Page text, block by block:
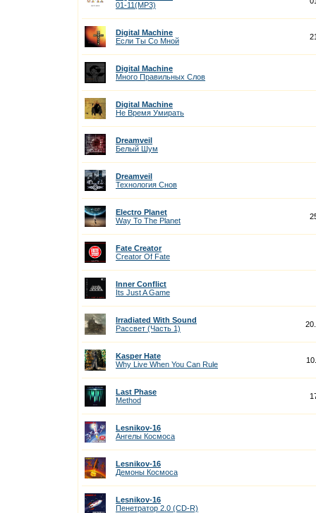
01-11(MP3)
Digital Machine
Если Ты Со Мной
Digital Machine
Много Правильных Слов
Digital Machine
Не Время Умирать
Dreamveil
Белый Шум
Dreamveil
Технология Снов
Electro Planet
Way To The Planet
Fate Creator
Creator Of Fate
Inner Conflict
Its Just A Game
Irradiated With Sound
Рассвет (Часть 1)
Kasper Hate
Why Live When You Can Rule
Last Phase
Method
Lesnikov-16
Ангелы Космоса
Lesnikov-16
Демоны Космоса
Lesnikov-16
Пенетратор 2.0 (CD-R)